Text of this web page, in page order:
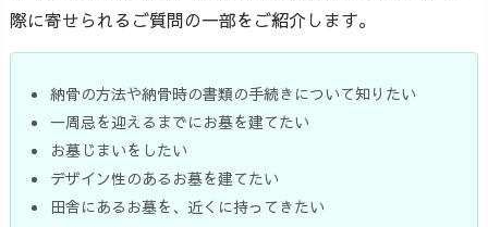
際に寄せられるご質問の一部をご紹介します。
納骨の方法や納骨時の書類の手続きについて知りたい
一周忌を迎えるまでにお墓を建てたい
お墓じまいをしたい
デザイン性のあるお墓を建てたい
田舎にあるお墓を、近くに持ってきたい